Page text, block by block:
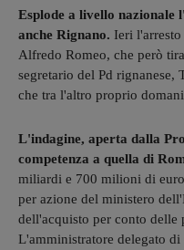
Esplode a livello nazionale
anche Rignano. Ieri
Alfredo Romeo, che però
segretario del Pd rignanese,
che tra l'altro proprio
L'indagine, aperta dalla
competenza a quella di
miliardi e 700 milioni di
per azione del ministero
dell'acquisto per conto
L'amministratore delegato